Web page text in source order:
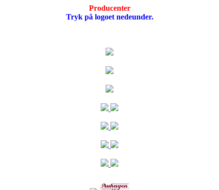
Producenter
Tryk på logoet nedeunder.